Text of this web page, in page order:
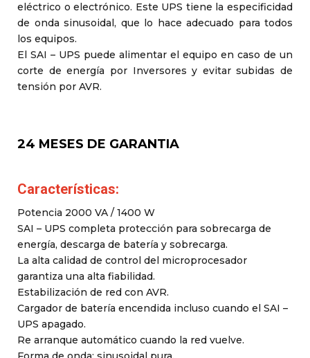
eléctrico o electrónico. Este UPS tiene la especificidad
de onda sinusoidal, que lo hace adecuado para todos
los equipos.
El SAI – UPS puede alimentar el equipo en caso de un
corte de energía por Inversores y evitar subidas de
tensión por AVR.
24 MESES DE GARANTIA
Características:
Potencia 2000 VA / 1400 W
SAI – UPS completa protección para sobrecarga de
energía, descarga de batería y sobrecarga.
La alta calidad de control del microprocesador
garantiza una alta fiabilidad.
Estabilización de red con AVR.
Cargador de batería encendida incluso cuando el SAI –
UPS apagado.
Re arranque automático cuando la red vuelve.